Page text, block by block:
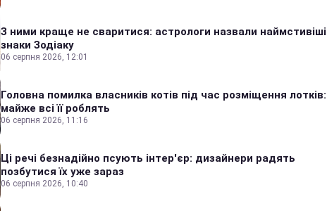
З ними краще не сваритися: астрологи назвали наймстивіші
знаки Зодіаку
06 серпня 2026, 12:01
Головна помилка власників котів під час розміщення лотків:
майже всі її роблять
06 серпня 2026, 11:16
Ці речі безнадійно псують інтер'єр: дизайнери радять
позбутися їх уже зараз
06 серпня 2026, 10:40